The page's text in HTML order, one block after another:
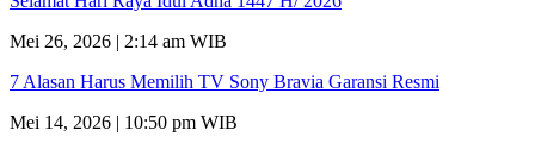
Mei 26, 2026 | 2:14 am WIB
7 Alasan Harus Memilih TV Sony Bravia Garansi Resmi
Mei 14, 2026 | 10:50 pm WIB